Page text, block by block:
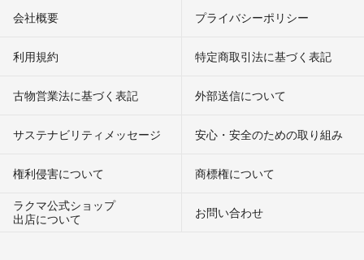
会社概要 プライバシーポリシー
利用規約 特定商取引法に基づく表記
古物営業法に基づく表記 外部送信について
サステナビリティメッセージ 安心・安全のための取り組み
権利侵害について
商標権について
ラクマ公式ショップ
出店について
お問い合わせ